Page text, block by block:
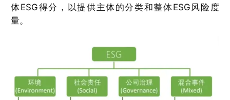
体ESG得分，以提供主体的分类和整体ESG风险度
量。